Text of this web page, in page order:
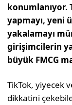
konumlanıyor.
yapmayı, yeni
yakalamayı
girişimcilerin
büyük FMCG
TikTok, yiyecek
dikkatini